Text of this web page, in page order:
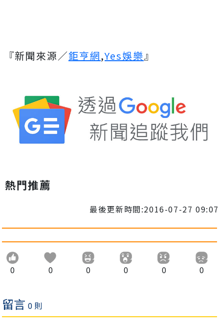
『新聞來源／鉅亨網,Yes娛樂』
熱門推薦
最後更新時間:2016-07-27 09:07
0 0 0 0 0 0